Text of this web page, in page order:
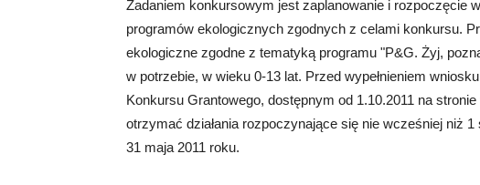
Zadaniem konkursowym jest zaplanowanie i rozpoczęcie
programów ekologicznych zgodnych z celami konkursu.
ekologiczne zgodne z tematyką programu "P&G. Żyj,
w potrzebie, w wieku 0-13 lat. Przed wypełnieniem
Konkursu Grantowego, dostępnym od 1.10.2011 na
otrzymać działania rozpoczynające się nie wcześniej niż
31 maja 2011 roku.